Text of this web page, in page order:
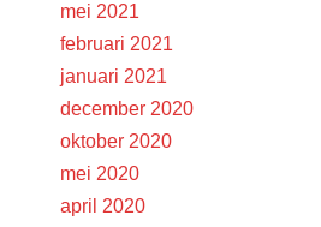
mei 2021
februari 2021
januari 2021
december 2020
oktober 2020
mei 2020
april 2020